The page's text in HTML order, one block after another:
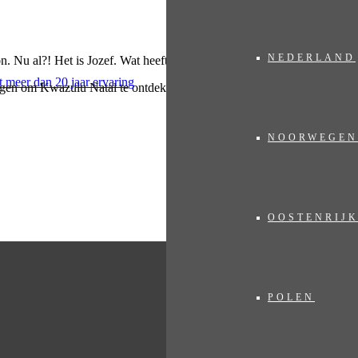
NEDERLAND
NOORWEGEN
OOSTENRIJK
POLEN
Nu al?! Het is Jozef. Wat heeft díe nu weer zo vroeg! Zuid-
om Kwazulu Natal te ontdekken.